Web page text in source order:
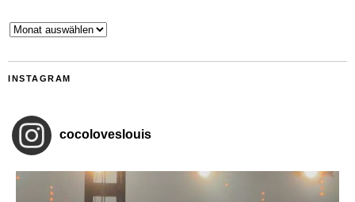
Archiv
INSTAGRAM
cocoloveslouis